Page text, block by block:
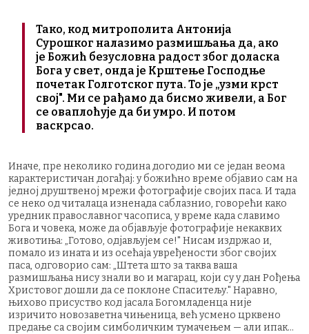
Тако, код митрополита Антонија
Сурошког налазимо размишљања да, ако
је Божић безусловна радост због доласка
Бога у свет, онда је Крштење Господње
почетак Голготског пута. То је „узми крст
свој". Ми се рађамо да бисмо живели, а Бог
се оваплоћује да би умро. И потом
васкрсао.
Иначе, пре неколико година догодио ми се један веома
карактеристичан догађај: у божићно време објавио сам на
једној друштвеној мрежи фотографије својих паса. И тада
се неко од читалаца изненада саблазнио, говорећи како
уредник православног часописа, у време када славимо
Бога и човека, може да објављује фотографије некаквих
животиња: „Готово, одјављујем се!" Нисам издржао и,
помало из ината и из осећаја увређености због својих
паса, одговорио сам: „Штета што за таква ваша
размишљања нису знали во и магарац, који су у дан Рођења
Христовог дошли да се поклоне Спаситељу." Наравно,
њихово присуство код јасала Богомладенца није
изричито новозаветна чињеница, већ усмено црквено
предање са својим симболичким тумачењем — али ипак...